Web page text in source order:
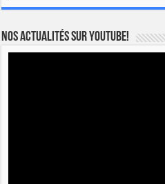
Nos actualités sur YOUTUBE!